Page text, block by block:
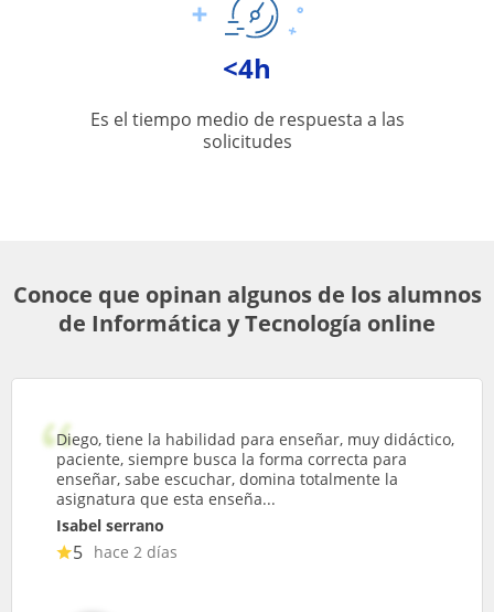
<4h
Es el tiempo medio de respuesta a las
solicitudes
Conoce que opinan algunos de los alumnos
de Informática y Tecnología online
Diego, tiene la habilidad para enseñar, muy didáctico,
paciente, siempre busca la forma correcta para
enseñar, sabe escuchar, domina totalmente la
asignatura que esta enseña...
Isabel serrano
5 hace 2 días